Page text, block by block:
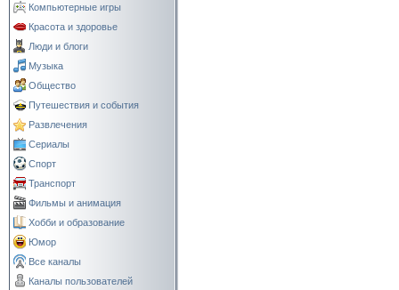
Компьютерные игры
Красота и здоровье
Люди и блоги
Музыка
Общество
Путешествия и события
Развлечения
Сериалы
Спорт
Транспорт
Фильмы и анимация
Хобби и образование
Юмор
Все каналы
Каналы пользователей